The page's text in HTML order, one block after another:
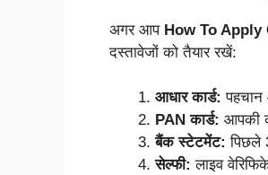
अगर आप How To Apply
दस्तावेजों को तैयार रखें:
आधार कार्ड:
PAN कार्ड: आपकी
बैंक स्टेटमेंट: पिछले
सेल्फी: लाइव